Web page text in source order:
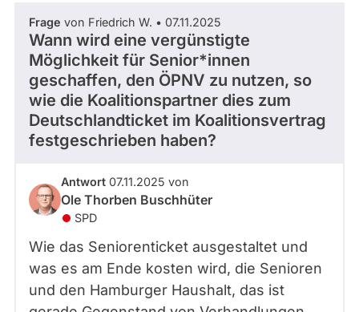
Frage von Friedrich W. • 07.11.2025
Wann wird eine vergünstigte
Möglichkeit für Senior*innen
geschaffen, den ÖPNV zu nutzen, so
wie die Koalitionspartner dies zum
Deutschlandticket im Koalitionsvertrag
festgeschrieben haben?
Antwort 07.11.2025 von
Ole Thorben Buschhüter
SPD
Wie das Seniorenticket ausgestaltet und
was es am Ende kosten wird, die Senioren
und den Hamburger Haushalt, das ist